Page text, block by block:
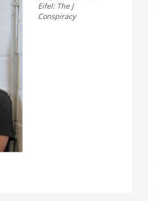
Eifel: The J
Conspiracy